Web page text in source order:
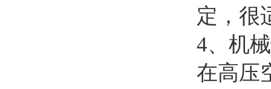
定，很
4、机
在高压